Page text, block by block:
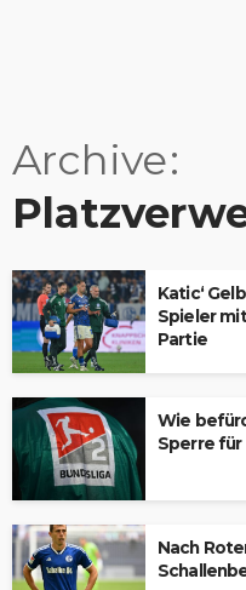
Archive
Katic‘
Spieler
Partie
Wie
Sperre für
Nach